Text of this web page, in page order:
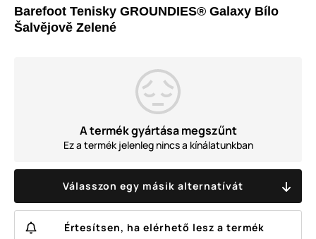
Barefoot Tenisky GROUNDIES® Galaxy Bílo
Šalvějově Zelené
A termék gyártása megszűnt
Ez a termék jelenleg nincs a kínálatunkban
Válasszon egy másik alternatívát
Értesítsen, ha elérhető lesz a termék